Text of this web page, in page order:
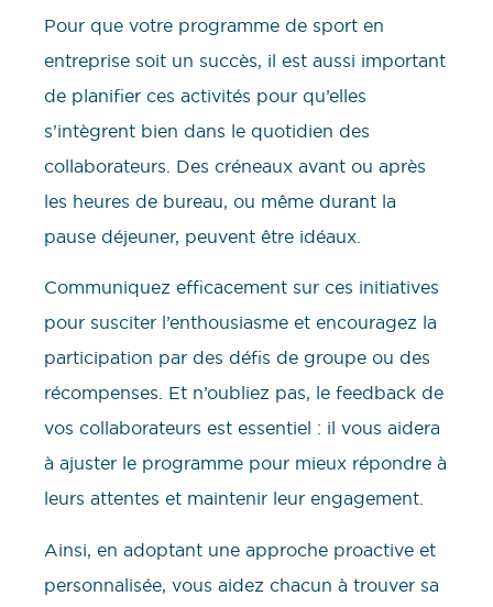
Pour que votre programme de sport en
entreprise soit un succès, il est aussi important
de planifier ces activités pour qu’elles
s’intègrent bien dans le quotidien des
collaborateurs. Des créneaux avant ou après
les heures de bureau, ou même durant la
pause déjeuner, peuvent être idéaux.
Communiquez efficacement sur ces initiatives
pour susciter l’enthousiasme et encouragez la
participation par des défis de groupe ou des
récompenses. Et n’oubliez pas, le feedback de
vos collaborateurs est essentiel : il vous aidera
à ajuster le programme pour mieux répondre à
leurs attentes et maintenir leur engagement.
Ainsi, en adoptant une approche proactive et
personnalisée, vous aidez chacun à trouver sa